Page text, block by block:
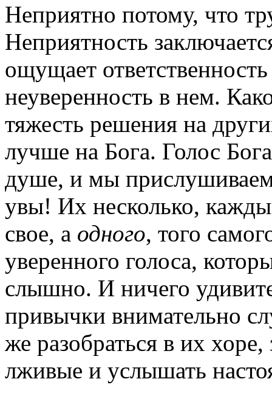
Неприятно потому, что
Неприятность
ощущает
неуверенность в нем.
тяжесть решения на
лучше на Бога. Голос
душе, и мы
увы! Их несколько,
свое, а одного, того
уверенного голоса,
слышно. И ничего
привычки внимательно
же разобраться в их
лживые и услышать